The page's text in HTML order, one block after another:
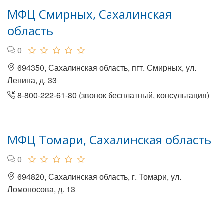
МФЦ Смирных, Сахалинская
область
0
694350, Сахалинская область, пгт. Смирных, ул.
Ленина, д. 33
8-800-222-61-80 (звонок бесплатный, консультация)
МФЦ Томари, Сахалинская область
0
694820, Сахалинская область, г. Томари, ул.
Ломоносова, д. 13